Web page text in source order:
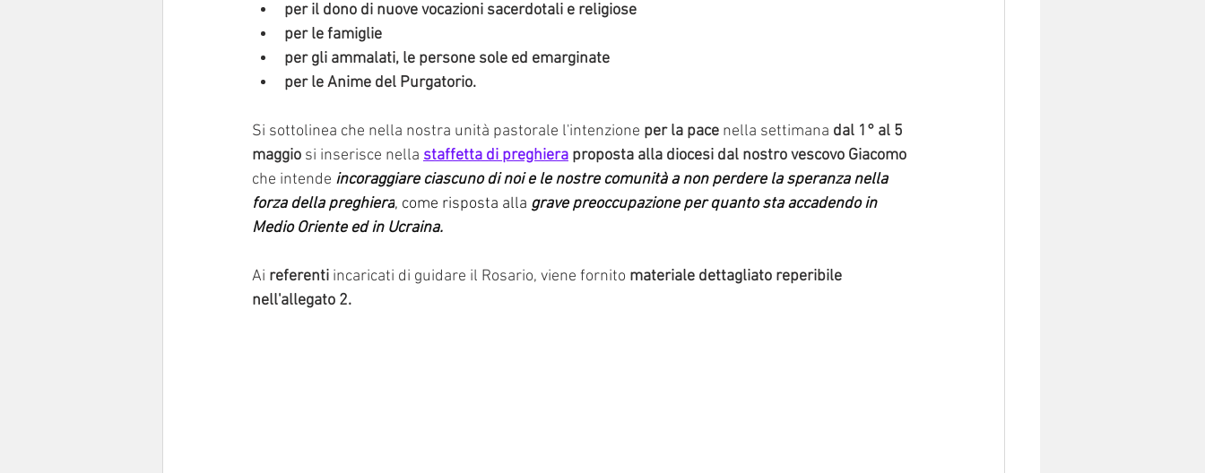
per il dono di nuove vocazioni sacerdotali e religiose
per le famiglie
per gli ammalati, le persone sole ed emarginate
per le Anime del Purgatorio.
Si sottolinea che nella nostra unità pastorale l'intenzione per la pace nella settimana dal 1° al 5
maggio si inserisce nella staffetta di preghiera proposta alla diocesi dal nostro vescovo Giacomo
che intende incoraggiare ciascuno di noi e le nostre comunità a non perdere la speranza nella
forza della preghiera, come risposta alla grave preoccupazione per quanto sta accadendo in
Medio Oriente ed in Ucraina.
Ai referenti incaricati di guidare il Rosario, viene fornito materiale dettagliato reperibile
nell'allegato 2.